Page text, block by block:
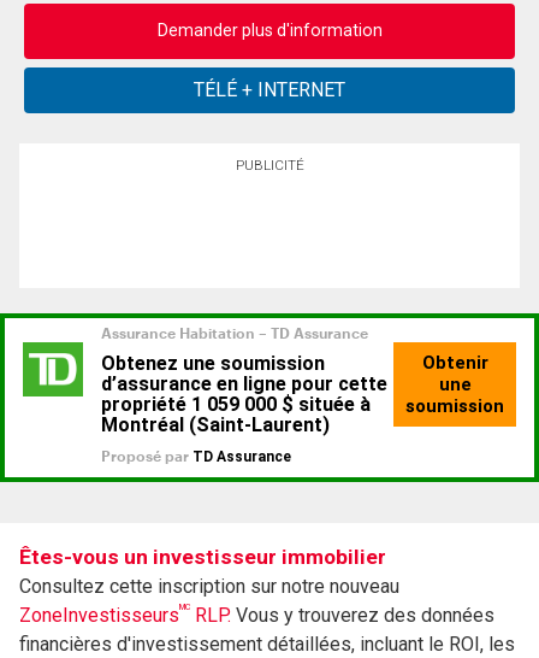
Demander plus d'information
PUBLICITÉ
Êtes-vous un investisseur immobilier
Consultez cette inscription sur notre nouveau
ZoneInvestisseursMC RLP. Vous y trouverez des données
financières d'investissement détaillées, incluant le ROI, les